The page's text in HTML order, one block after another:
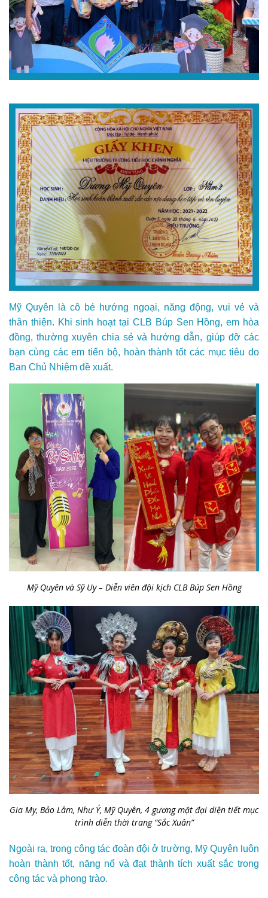
Mỹ Quyên là cô bé hướng ngoại, năng động, vui vẻ và
thân thiện. Khi sinh hoạt tại CLB Búp Sen Hồng, em hòa
đồng, thường xuyên chia sẻ và hướng dẫn, giúp đỡ các
bạn cùng các em tiến bộ, hoàn thành tốt các mục tiêu do
Ban Chủ Nhiệm đề xuất.
Mỹ Quyên và Sỹ Uy – Diễn viên đội kịch CLB Búp Sen Hồng
Gia My, Bảo Lâm, Như Ý, Mỹ Quyên, 4 gương mặt đại diện tiết mục
trình diễn thời trang “Sắc Xuân”
Ngoài ra, trong công tác đoàn đội ở trường, Mỹ Quyên luôn
hoàn thành tốt, năng nổ và đạt thành tích xuất sắc trong
công tác và phong trào.